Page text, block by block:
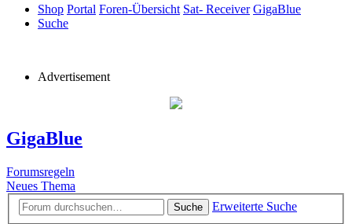
Shop Portal Foren-Übersicht Sat- Receiver GigaBlue
Suche
Advertisement
GigaBlue
Forumsregeln
Neues Thema
Suche
Erweiterte Suche